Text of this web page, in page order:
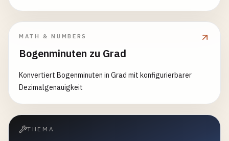
MATH & NUMBERS
Bogenminuten zu Grad
Konvertiert Bogenminuten in Grad mit konfigurierbarer
Dezimalgenauigkeit
THEMA